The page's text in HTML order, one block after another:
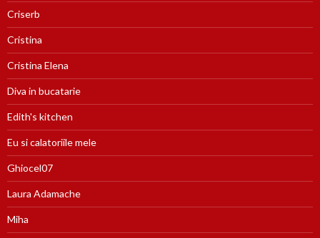
Criserb
Cristina
Cristina Elena
Diva in bucatarie
Edith's kitchen
Eu si calatoriile mele
Ghiocel07
Laura Adamache
Miha